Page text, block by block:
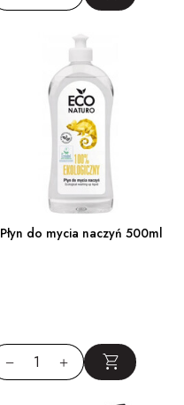
Płyn do mycia naczyń 500ml